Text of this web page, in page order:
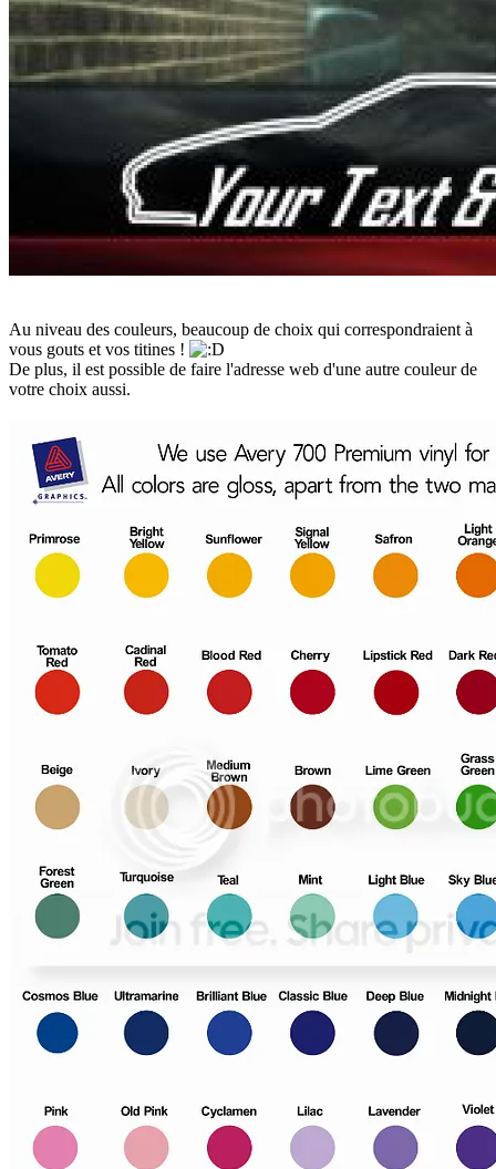
Au niveau des couleurs, beaucoup de choix qui correspondraient à
vous gouts et vos titines !
De plus, il est possible de faire l'adresse web d'une autre couleur de
votre choix aussi.